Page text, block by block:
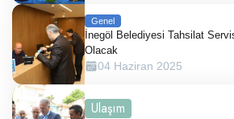
Genel
İnegöl Belediyesi Tahsilat
Olacak
04 Haziran 2025
Ulaşım